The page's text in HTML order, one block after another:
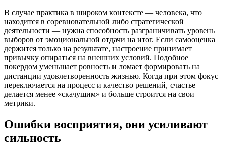
В случае практика в широком контексте — человека, что
находится в соревновательной либо стратегической
деятельности — нужна способность разграничивать уровень
выборов от эмоциональной отдачи на итог. Если самооценка
держится только на результате, настроение принимает
привычку опираться на внешних условий. Подобное
покердом уменьшает ровность и ломает формировать на
дистанции удовлетворенность жизнью. Когда при этом фокус
переключается на процесс и качество решений, счастье
делается менее «скачущим» и больше строится на свои
метрики.
Ошибки восприятия, они усиливают
сильность